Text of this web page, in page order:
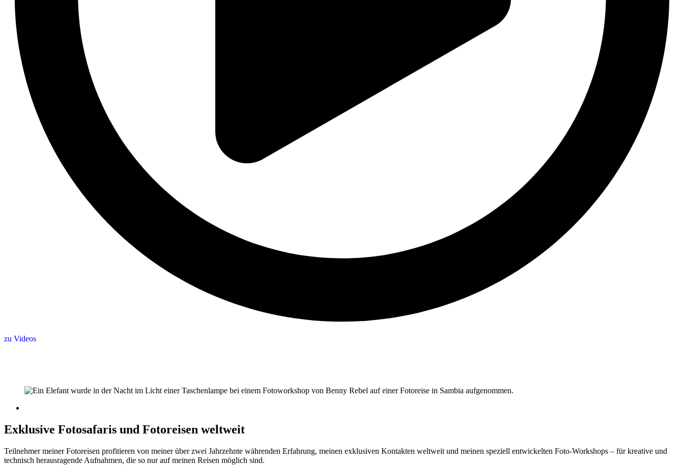
zu Videos
Exklusive Fotosafaris und Fotoreisen weltweit
Teilnehmer meiner Fotoreisen profitieren von meiner über zwei Jahrzehnte währenden Erfahrung, meinen exklusiven Kontakten weltweit und meinen speziell entwickelten Foto-Workshops – für kreative und
technisch herausragende Aufnahmen, die so nur auf meinen Reisen möglich sind.